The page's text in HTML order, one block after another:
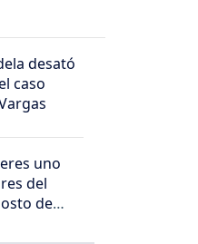
desató
caso
uno
del
de